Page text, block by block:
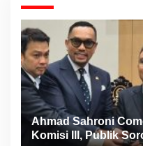
Ahmad Sahroni
Komisi III, Publik